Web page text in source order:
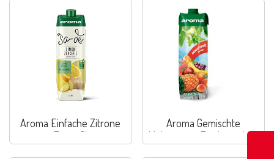
Aroma Einfache Zitrone
Zencefil
Aroma Gemischte
Multivitamin Fruchtenektar